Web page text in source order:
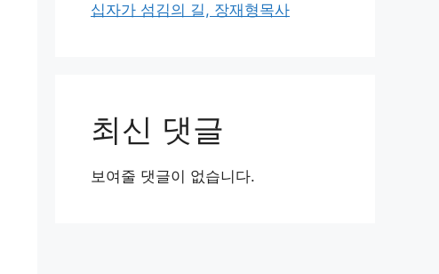
십자가 섬김의 길, 장재형목사
최신 댓글
보여줄 댓글이 없습니다.